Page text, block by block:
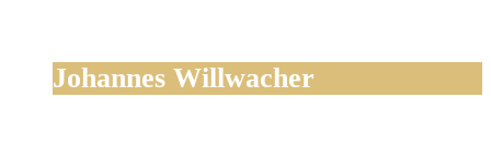
Johannes Willwacher